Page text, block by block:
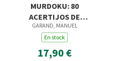
MURDOKU: 80
ACERTIJOS DE
LÓGICA Y
ASESINATOS
GARAND, MANUEL
En stock
17,90 €